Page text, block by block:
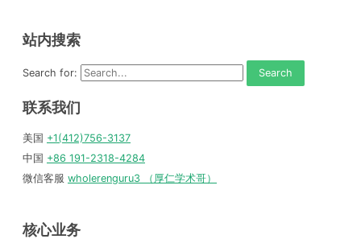
站内搜索
Search for:
联系我们
美国 +1(412)756-3137
中国 +86 191-2318-4284
微信客服 wholerenguru3 （厚仁学术哥）
核心业务